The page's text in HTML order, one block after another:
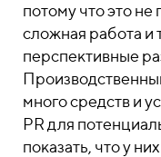
потому что это
сложная работа и
перспективные
много средств и
PR для
показать, что у